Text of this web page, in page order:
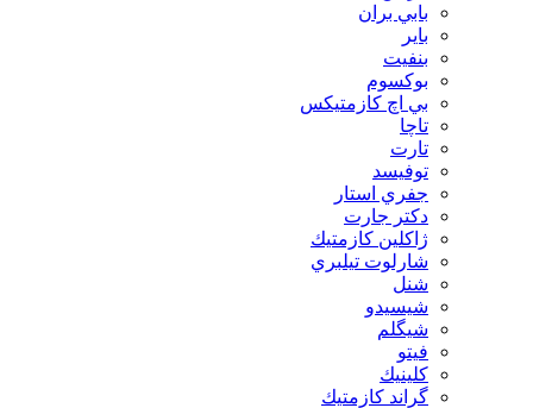
بابي بران
بایر
بنفيت
بوكسوم
بي اچ كازمتيكس
تاچا
تارت
توفيسد
جفري استار
دكتر جارت
ژاكلين كازمتيك
شارلوت تيلبري
شنل
شيسيدو
شیگلم
فيتو
كلينيك
گراند كازمتيك